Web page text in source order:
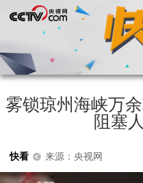
雾锁琼州海峡万
阻塞
快看 来源：央视网